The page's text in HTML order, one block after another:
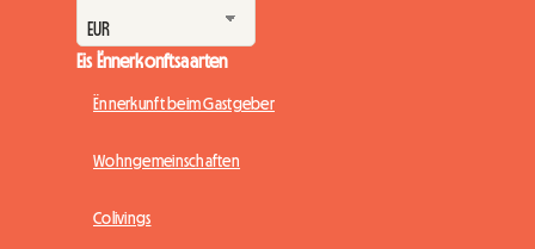
Eis Ënnerkonftsaarten
Ënnerkunft beim Gastgeber
Wohngemeinschaften
Colivings